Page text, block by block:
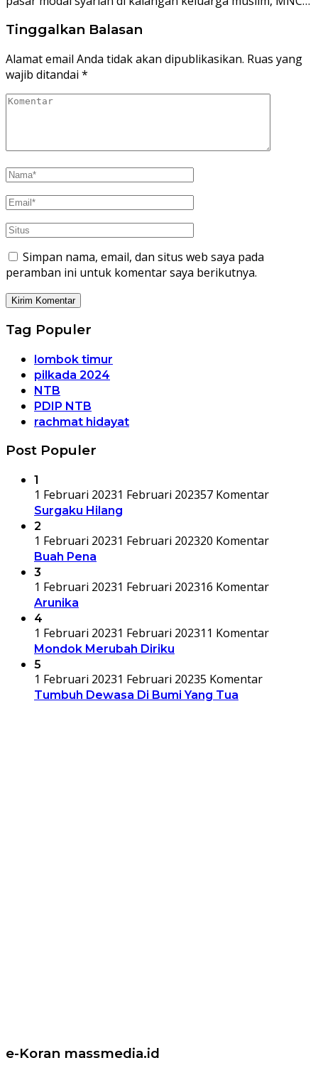
Tinggalkan Balasan
Alamat email Anda tidak akan dipublikasikan. Ruas yang
wajib ditandai *
Simpan nama, email, dan situs web saya pada
peramban ini untuk komentar saya berikutnya.
Tag Populer
lombok timur
pilkada 2024
NTB
PDIP NTB
rachmat hidayat
Post Populer
1
1 Februari 20231 Februari 202357 Komentar
Surgaku Hilang
2
1 Februari 20231 Februari 202320 Komentar
Buah Pena
3
1 Februari 20231 Februari 202316 Komentar
Arunika
4
1 Februari 20231 Februari 202311 Komentar
Mondok Merubah Diriku
5
1 Februari 20231 Februari 20235 Komentar
Tumbuh Dewasa Di Bumi Yang Tua
e-Koran massmedia.id